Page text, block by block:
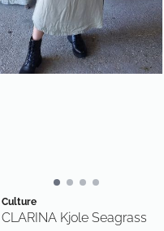
Culture
CLARINA Kjole Seagrass